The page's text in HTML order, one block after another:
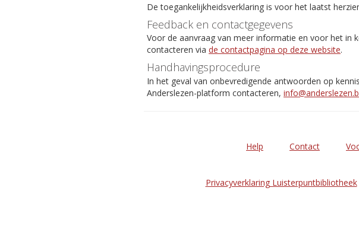
De toegankelijkheidsverklaring is voor het laatst
Feedback en contactgegevens
Voor de aanvraag van meer informatie en voor het in
contacteren via de contactpagina op deze website.
Handhavingsprocedure
In het geval van onbevredigende antwoorden op
Anderslezen-platform contacteren,
Help Contact
Privacyverklaring Luisterpuntbibliotheek